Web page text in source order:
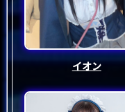
イオン